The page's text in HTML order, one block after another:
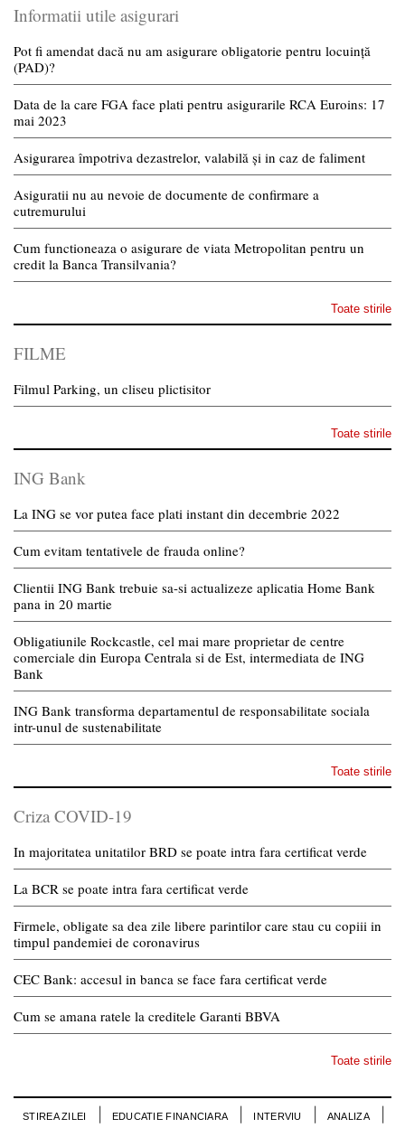
Informatii utile asigurari
Pot fi amendat dacă nu am asigurare obligatorie pentru locuință
(PAD)?
Data de la care FGA face plati pentru asigurarile RCA Euroins: 17
mai 2023
Asigurarea împotriva dezastrelor, valabilă și in caz de faliment
Asiguratii nu au nevoie de documente de confirmare a
cutremurului
Cum functioneaza o asigurare de viata Metropolitan pentru un
credit la Banca Transilvania?
Toate stirile
FILME
Filmul Parking, un cliseu plictisitor
Toate stirile
ING Bank
La ING se vor putea face plati instant din decembrie 2022
Cum evitam tentativele de frauda online?
Clientii ING Bank trebuie sa-si actualizeze aplicatia Home Bank
pana in 20 martie
Obligatiunile Rockcastle, cel mai mare proprietar de centre
comerciale din Europa Centrala si de Est, intermediata de ING
Bank
ING Bank transforma departamentul de responsabilitate sociala
intr-unul de sustenabilitate
Toate stirile
Criza COVID-19
In majoritatea unitatilor BRD se poate intra fara certificat verde
La BCR se poate intra fara certificat verde
Firmele, obligate sa dea zile libere parintilor care stau cu copiii in
timpul pandemiei de coronavirus
CEC Bank: accesul in banca se face fara certificat verde
Cum se amana ratele la creditele Garanti BBVA
Toate stirile
STIREA ZILEI EDUCATIE FINANCIARA INTERVIU ANALIZA